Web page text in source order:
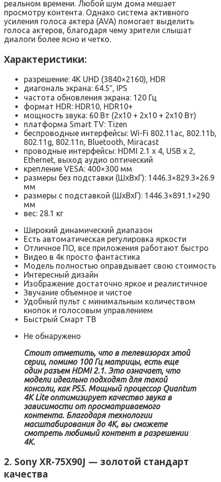
реальном времени. Любой шум дома мешает
просмотру контента. Однако система активного
усиления голоса актера (AVA) помогает выделить
голоса актеров, благодаря чему зрители слышат
диалоги более ясно и четко.
Характеристики:
разрешение: 4K UHD (3840×2160), HDR
диагональ экрана: 64.5″, IPS
частота обновления экрана: 120 Гц
формат HDR: HDR10, HDR10+
мощность звука: 60 Вт (2х10 + 2х10 + 2х10 Вт)
платформа Smart TV: Tizen
беспроводные интерфейсы: Wi-Fi 802.11ac, 802.11b,
802.11g, 802.11n, Bluetooth, Miracast
проводные интерфейсы: HDMI 2.1 x 4, USB x 2,
Ethernet, выход аудио оптический
крепление VESA: 400×300 мм
размеры без подставки (ШxВxГ): 1446.3×829.3×26.9
мм
размеры с подставкой (ШxВxГ): 1446.3×891.1×290
мм
вес: 28.1 кг
Широкий динамический диапазон
Есть автоматическая регулировка яркости
Отличное ПО, все приложения работают быстро
Видео в 4к просто фантастика
Модель полностью оправдывает свою стоимость
Интересный дизайн
Изображение достаточно яркое и реалистичное
Звучание объемное и чистое
Удобный пульт с минимальным количеством
кнопок и голосовым управлением
Быстрый Смарт ТВ
Не обнаружено
Стоит отметить, что в телевизорах этой
серии, помимо 100 Гц матрицы, есть еще
один разъем HDMI 2.1. Это означает, что
модели идеально подходят для такой
консоли, как PS5. Мощный процессор Quantum
4K Lite оптимизирует качество звука в
зависимости от просматриваемого
контента. Благодаря технологии
масштабирования до 4K, вы сможете
смотреть любимый контент в разрешении
4К.
2. Sony XR-75X90J — золотой стандарт
качества